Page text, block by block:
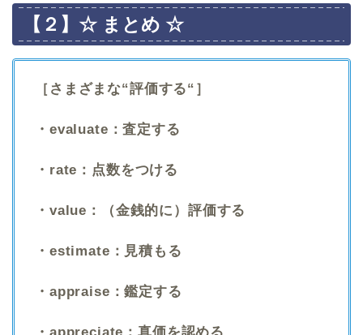
【２】☆ まとめ ☆
［さまざまな“評価する“］
・evaluate：査定する
・rate：点数をつける
・value：（金銭的に）評価する
・estimate：見積もる
・appraise：鑑定する